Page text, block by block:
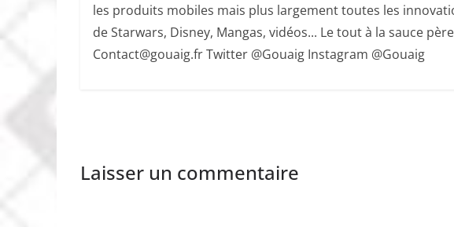
les produits mobiles mais plus largement toutes les
de Starwars, Disney, Mangas, vidéos... Le tout à la sauce
Contact@gouaig.fr Twitter @Gouaig Instagram @Gouaig
Laisser un commentaire